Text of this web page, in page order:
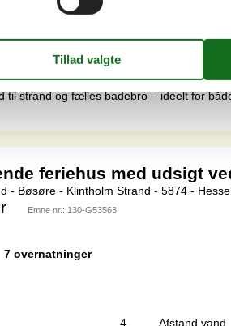
3
Boligareal
i hånd? Så byder dette charmerende
strand og fælles badebro – ideelt for
feriehus med udsigt
- Bøsøre - Klintholm Strand - 5874 -
Emne nr.: 130-G53563
7 overnatninger
4
Afstand vand